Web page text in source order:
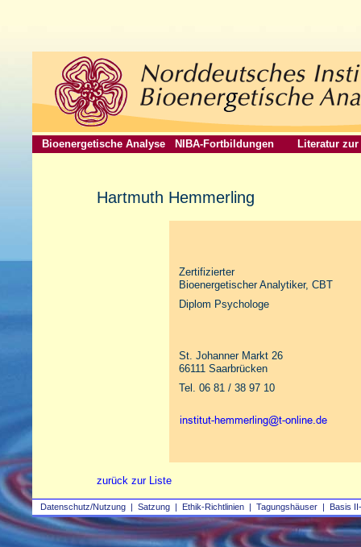
Datenschutz/Nutzung | Satzung | Ethik-Richtlinien | Tagungshäuser | Basis
Bioenergetische Analyse NIBA-Fortbildungen Literatur zur
Hartmuth Hemmerling
zurück zur Liste
Zertifizierter
Bioenergetischer Analytiker, CBT
Diplom Psychologe
St. Johanner Markt 26
66111 Saarbrücken
Tel. 06 81 / 38 97 10